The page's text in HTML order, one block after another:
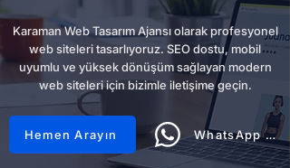
Karaman Web Tasarım Ajansı olarak profesyonel
web siteleri tasarlıyoruz. SEO dostu, mobil
uyumlu ve yüksek dönüşüm sağlayan modern
web siteleri için bizimle iletişime geçin.
Hemen Arayın WhatsApp Hattı